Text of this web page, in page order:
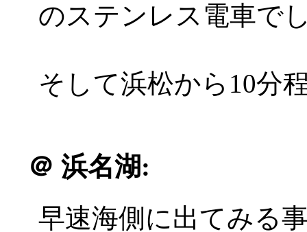
のステンレス電車で
そして浜松から10分
＠ 浜名湖:
早速海側に出てみる